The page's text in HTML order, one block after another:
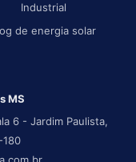
Industrial
de energia solar
MS
6 - Jardim Paulista,
180